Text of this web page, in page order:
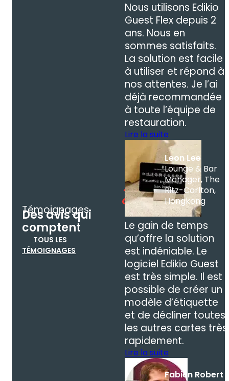
Témoignages
Des avis qui
comptent
TOUS LES
TÉMOIGNAGES
Nous utilisons Edikio
Guest Flex depuis 2
ans. Nous en
sommes satisfaits.
La solution est facile
à utiliser et répond à
nos attentes. Je l’ai
déjà recommandée
à toute l’équipe de
restauration.
Lire la suite
Leon Lee
Lounge & Bar
Manager, The
Ritz-Carlton,
Hongkong
Le gain de temps
qu’offre la solution
est indéniable. Le
logiciel Edikio Guest
est très simple. Il est
possible de créer un
modèle d’étiquette
et de décliner toutes
les autres cartes très
rapidement.
Lire la suite
Fabien Robert